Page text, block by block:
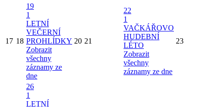
17 18
19
1
LETNÍ
VEČERNÍ
PROHLÍDKY
Zobrazit
všechny
záznamy ze
dne
20 21
22
1
VAČKÁŘOVO
HUDEBNÍ
LÉTO
Zobrazit
všechny
záznamy ze dne
23
26
1
LETNÍ